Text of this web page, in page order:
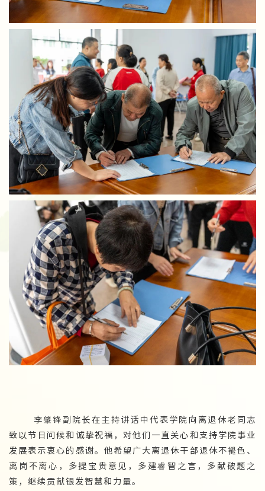
李肇锋副院长在主持讲话中代表学院向离退休老同志
致以节日问候和诚挚祝福，对他们一直关心和支持学院事业
发展表示衷心的感谢。他希望广大离退休干部退休不褪色、
离岗不离心，多提宝贵意见，多建睿智之言，多献破题之
策，继续贡献银发智慧和力量。